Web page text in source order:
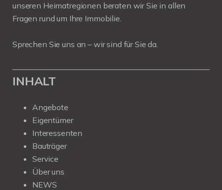
unseren Heimatregionen beraten wir Sie in allen
Fragen rund um Ihre Immobilie.
Sprechen Sie uns an – wir sind für Sie da.
INHALT
Angebote
Eigentümer
Interessenten
Bauträger
Service
Über uns
NEWS